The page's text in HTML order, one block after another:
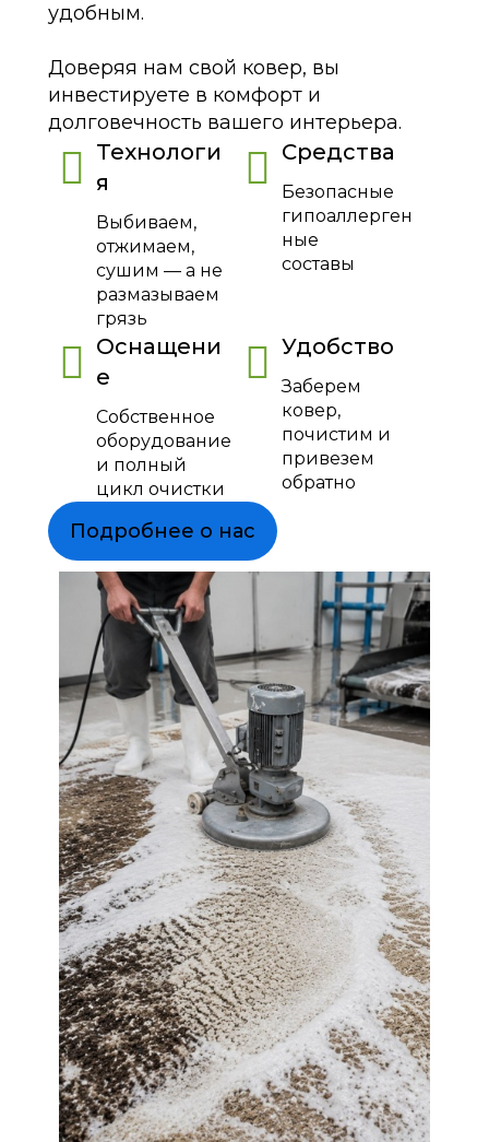
удобным.
Доверяя нам свой ковер, вы
инвестируете в комфорт и
долговечность вашего интерьера.
Технологи
я
Выбиваем,
отжимаем,
сушим — а не
размазываем
грязь
Средства
Безопасные
гипоаллерген
ные
составы
Оснащени
е
Собственное
оборудование
и полный
цикл очистки
Удобство
Заберем
ковер,
почистим и
привезем
обратно
Подробнее о нас